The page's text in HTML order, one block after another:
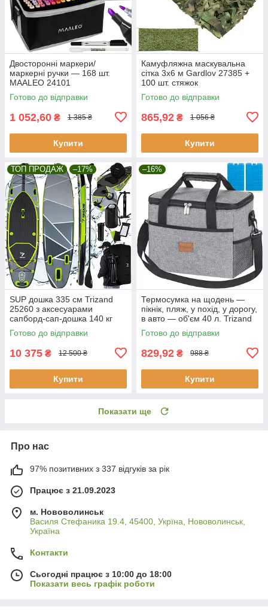
Двосторонні маркери/
маркерні ручки — 168 шт.
MAALEO 24101
Готово до відправки
1 052,60 ₴ 1 385 ₴
Купити
Камуфляжна маскувальна
сітка 3x6 м Gardlov 27385 +
100 шт. стяжок
Готово до відправки
865,92 ₴ 1 056 ₴
Купити
ТОП ПРОДАЖ –17%
SUP дошка 335 см Trizand
25260 з аксесуарами
сапборд-сап-дошка 140 кг
Готово до відправки
10 375 ₴ 12 500 ₴
Купити
–16%
Термосумка на щодень —
пікнік, пляж, у похід, у дорогу,
в авто — об'єм 40 л. Trizand
23843
Готово до відправки
829,92 ₴ 988 ₴
Купити
Показати ще
Про нас
97% позитивних з 337 відгуків за рік
Працює з 21.09.2023
м. Нововолинськ
Василя Стефаника 19.4, 45400, Укрїна, Нововолинськ,
Україна
Контакти
Сьогодні працює з 10:00 до 18:00
Показати весь графік роботи